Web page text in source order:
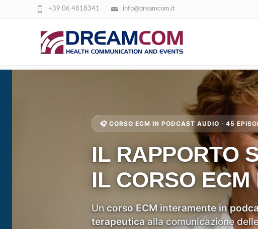
info@dreamcom.it
+39 06 4818341
CORSO PODCAST ECM – IL RAPPORTO TRA
RESPONSABILITÀ
🎧 CORSO ECM IN PODCAST AUDIO · 45
IL RAPPORTO
IL CORSO
Un corso ECM interamente in
terapeutica alla comunicazione